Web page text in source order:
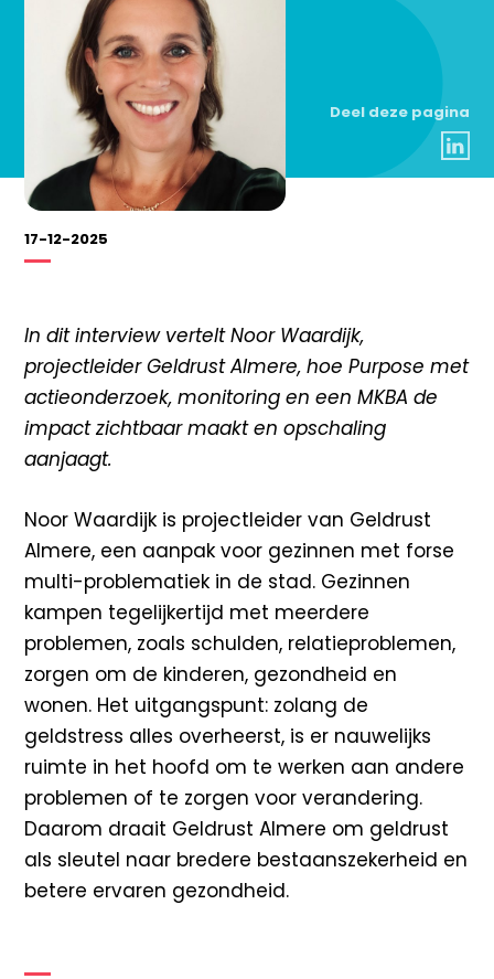
Deel deze pagina
17-12-2025
In dit interview vertelt Noor Waardijk,
projectleider Geldrust Almere, hoe Purpose met
actieonderzoek, monitoring en een MKBA de
impact zichtbaar maakt en opschaling
aanjaagt.
Noor Waardijk is projectleider van Geldrust
Almere, een aanpak voor gezinnen met forse
multi-problematiek in de stad. Gezinnen
kampen tegelijkertijd met meerdere
problemen, zoals schulden, relatieproblemen,
zorgen om de kinderen, gezondheid en
wonen. Het uitgangspunt: zolang de
geldstress alles overheerst, is er nauwelijks
ruimte in het hoofd om te werken aan andere
problemen of te zorgen voor verandering.
Daarom draait Geldrust Almere om geldrust
als sleutel naar bredere bestaanszekerheid en
betere ervaren gezondheid.